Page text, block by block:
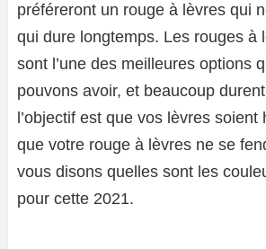
préféreront un rouge à lèvres qui
qui dure longtemps. Les rouges à
sont l’une des meilleures options
pouvons avoir, et beaucoup
l’objectif est que vos lèvres
que votre rouge à lèvres ne se
vous disons quelles sont les
pour cette 2021.